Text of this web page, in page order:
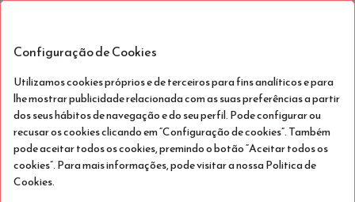
Sex, Ago 7 - Dom, Ago 9
Configuração de Cookies
Utilizamos cookies próprios e de terceiros para fins analíticos e para
lhe mostrar publicidade relacionada com as suas preferências a partir
dos seus hábitos de navegação e do seu perfil. Pode configurar ou
recusar os cookies clicando em “Configuração de cookies”. Também
pode aceitar todos os cookies, premindo o botão “Aceitar todos os
cookies”. Para mais informações, pode visitar a nossa Politica de
Cookies.